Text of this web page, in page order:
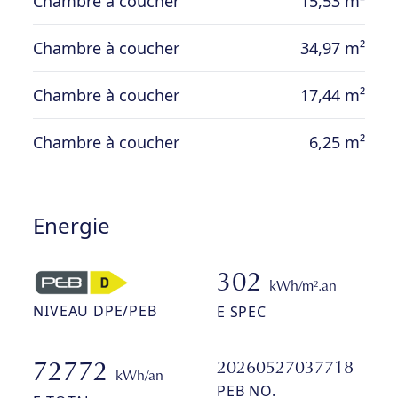
conforme jusqu’en 2046 ; double vitrage ;
PEB D ; deux poêles à bois dont un Stuv
Chambre à coucher 34,97 m²
Chambre à coucher 17,44 m²
Chambre à coucher 6,25 m²
Energie
NIVEAU DPE/PEB
302 kWh/m².an
E SPEC
72772 kWh/an 20260527037718
PEB NO.